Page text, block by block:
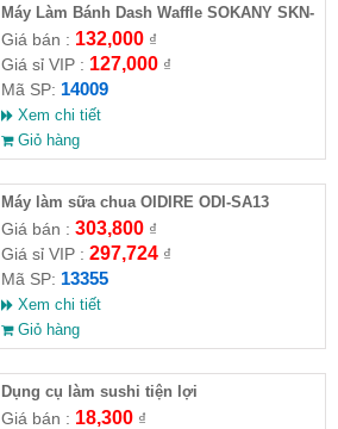
Máy Làm Bánh Dash Waffle SOKANY SKN-
14009
Giá bán : 132,000₫
Giá sỉ VIP : 127,000₫
Mã SP: 14009
Xem chi tiết
Giỏ hàng
Máy làm sữa chua OIDIRE ODI-SA13
Giá bán : 303,800₫
Giá sỉ VIP : 297,724₫
Mã SP: 13355
Xem chi tiết
Giỏ hàng
Dụng cụ làm sushi tiện lợi
Giá bán : 18,300₫